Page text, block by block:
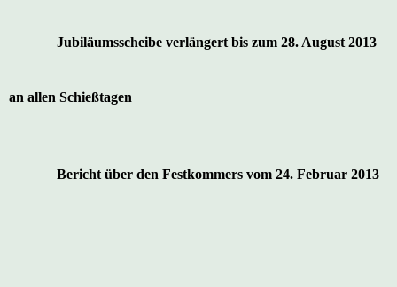
Jubiläumsscheibe verlängert bis zum 28. August 2013
an allen Schießtagen
Bericht über den Festkommers vom 24. Februar 2013